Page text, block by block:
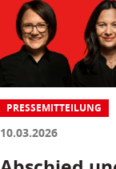
PRESSEMITTEILUNG
10.03.2026